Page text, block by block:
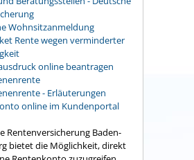
Wohnsitzanmeldung
Rente wegen verminderter
online beantragen
- Erläuterungen
online im Kundenportal
Rentenversicherung Baden-
bietet die Möglichkeit, direkt